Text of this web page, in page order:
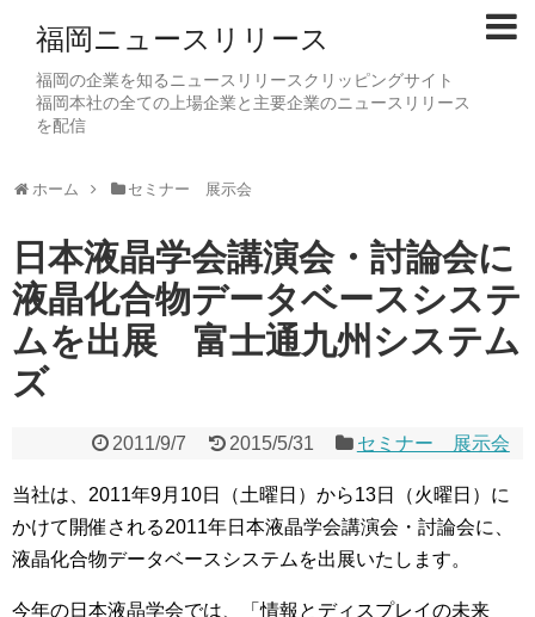
福岡ニュースリリース
福岡の企業を知るニュースリリースクリッピングサイト
福岡本社の全ての上場企業と主要企業のニュースリリース
を配信
ホーム セミナー 展示会
日本液晶学会講演会・討論会に
液晶化合物データベースシステ
ムを出展 富士通九州システム
ズ
2011/9/7 2015/5/31 セミナー 展示会
当社は、2011年9月10日（土曜日）から13日（火曜日）に
かけて開催される2011年日本液晶学会講演会・討論会に、
液晶化合物データベースシステムを出展いたします。
今年の日本液晶学会では、「情報とディスプレイの未来